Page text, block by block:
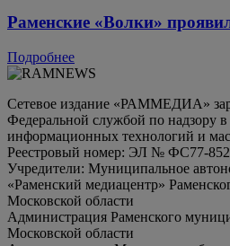
Раменские «Волки»
Подробнее
Сетевое издание «РАММЕДИА»
Федеральной службой по надзору в
информационных технологий и
Реестровый номер: ЭЛ № ФС77-
Учредители: Муниципальное
«Раменский медиацентр»
Московской области
Администрация Раменского
Московской области